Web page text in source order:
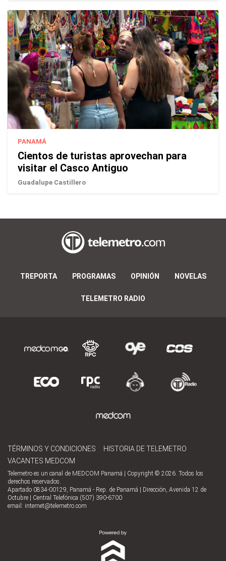
PANAMÁ
Cientos de turistas aprovechan para
visitar el Casco Antiguo
Guadalupe Castillero
TREPORTA PROGRAMAS OPINIÓN NOVELAS
TELEMETRO RADIO
TÉRMINOS Y CONDICIONES
HISTORIA DE TELEMETRO
VACANTES MEDCOM
Telemetro es un canal de MEDCOM Panamá | Copyright © 2026. Todos los
derechos reservados.
Apartado 0834-00129, Panamá - Rep. de Panamá | Dirección, Avenida 12 de
Octubre | Central Telefónica (507) 390-6700
email: internet@telemetro.com